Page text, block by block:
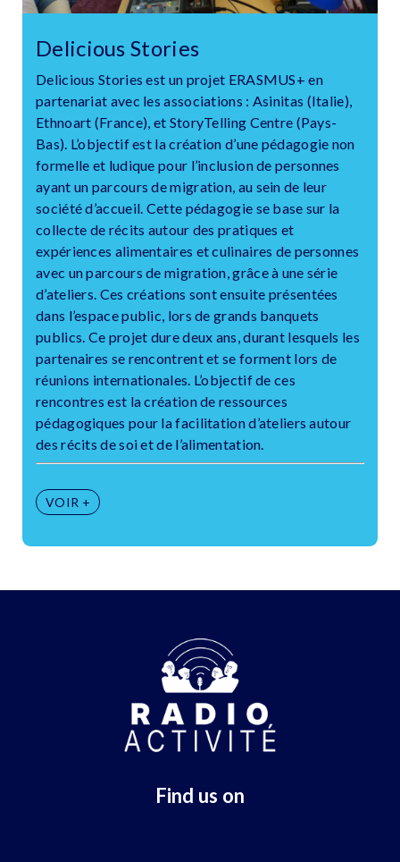
Delicious Stories
Delicious Stories est un projet ERASMUS+ en
partenariat avec les associations : Asinitas (Italie),
Ethnoart (France), et StoryTelling Centre (Pays-
Bas). L’objectif est la création d’une pédagogie non
formelle et ludique pour l’inclusion de personnes
ayant un parcours de migration, au sein de leur
société d’accueil. Cette pédagogie se base sur la
collecte de récits autour des pratiques et
expériences alimentaires et culinaires de personnes
avec un parcours de migration, grâce à une série
d’ateliers. Ces créations sont ensuite présentées
dans l’espace public, lors de grands banquets
publics. Ce projet dure deux ans, durant lesquels les
partenaires se rencontrent et se forment lors de
réunions internationales. L’objectif de ces
rencontres est la création de ressources
pédagogiques pour la facilitation d’ateliers autour
des récits de soi et de l’alimentation.
VOIR +
Find us on